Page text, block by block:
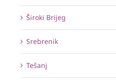
Široki Brijeg
Srebrenik
Tešanj